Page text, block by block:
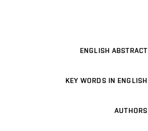
ENGLISH ABSTRACT
KEY WORDS IN ENGLISH
AUTHORS